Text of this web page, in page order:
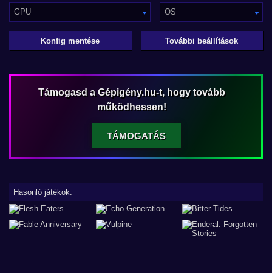
GPU OS
Konfig mentése További beállítások
Támogasd a Gépigény.hu-t, hogy tovább
működhessen!
TÁMOGATÁS
Hasonló játékok: